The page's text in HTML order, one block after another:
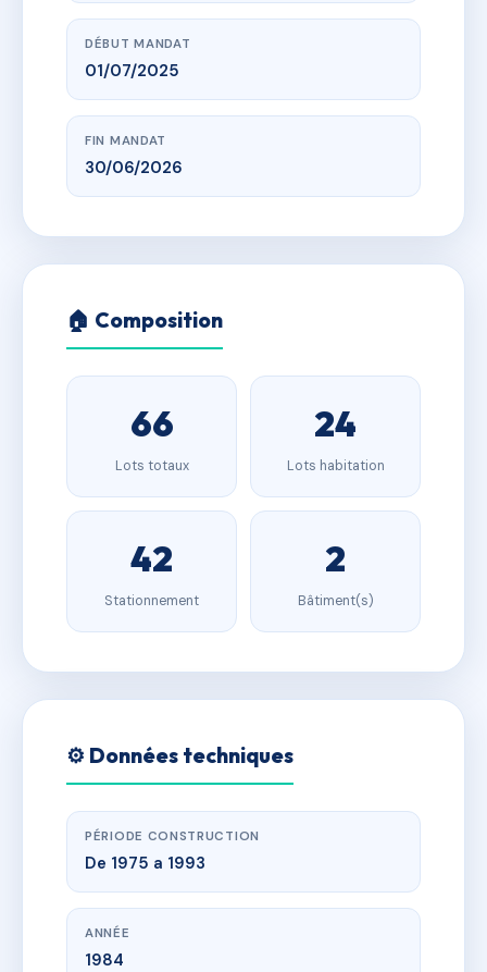
DÉBUT MANDAT
01/07/2025
FIN MANDAT
30/06/2026
🏠 Composition
66
Lots totaux
24
Lots habitation
42
Stationnement
2
Bâtiment(s)
⚙️ Données techniques
PÉRIODE CONSTRUCTION
De 1975 a 1993
ANNÉE
1984